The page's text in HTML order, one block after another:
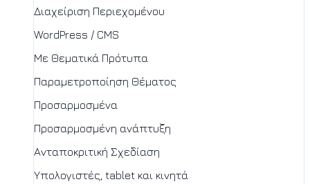
Διαχείριση Περιεχομένου
WordPress / CMS
Με Θεματικά Πρότυπα
Παραμετροποίηση Θέματος
Προσαρμοσμένα
Προσαρμοσμένη ανάπτυξη
Ανταποκριτική Σχεδίαση
Υπολογιστές, tablet και κινητά